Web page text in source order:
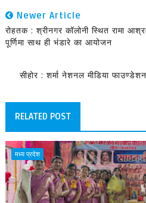
Newer Article
रोहतक : श्रीनगर कॉलोनी स्थित रामा
पूर्णिमा साथ ही भंडारे का आयोजन
सीहोर : शर्मा नेशनल मीडिया
RELATED POST
मध्य प्रदेश